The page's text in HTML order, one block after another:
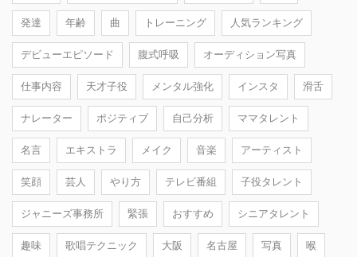
発達 年齢 曲 トレーニング 人気ランキング
デビューエピソード 腹式呼吸 オーディション写真
仕事内容 天才子役 メンタル強化 インスタ 滑舌
ナレーター ポジティブ 自己分析 ママタレント
名言 エキストラ メイク 音楽 アーティスト
笑顔 芸人 やり方 テレビ番組 子役タレント
ジャニーズ事務所 緊張 おすすめ シニアタレント
趣味 歌唱テクニック 大阪 名古屋 写真 喉